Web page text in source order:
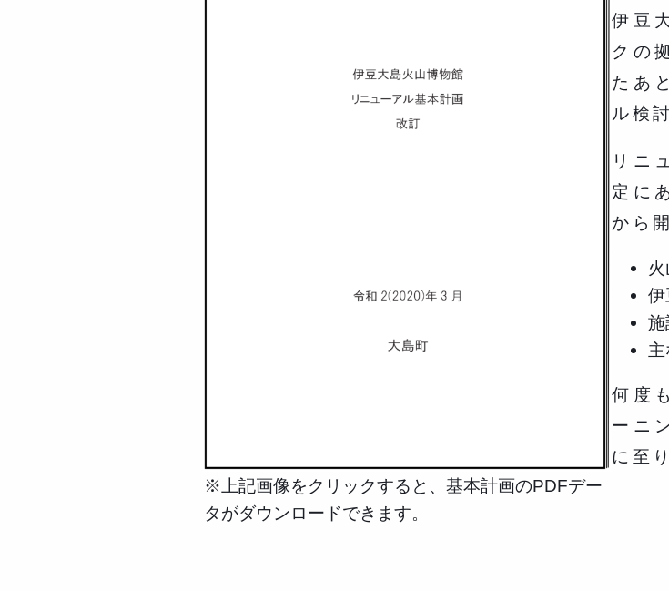
※上記画像をクリックすると、基本計画のPDFデー
タがダウンロードできます。
伊豆
クの
たあ
ル検
リニ
定に
から
伊
施
何度
ーニ
に至